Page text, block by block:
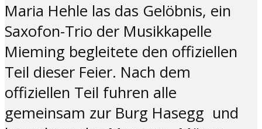
Maria Hehle las das Gelöbnis, ein
Saxofon-Trio der Musikkapelle
Mieming begleitete den offiziellen
Teil dieser Feier. Nach dem
offiziellen Teil fuhren alle
gemeinsam zur Burg Hasegg und